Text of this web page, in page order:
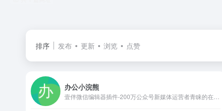
排序 发布 更新 浏览 点赞
办公小浣熊